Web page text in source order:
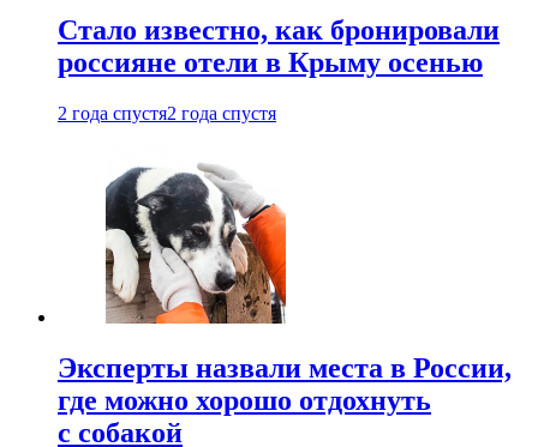
Стало известно, как бронировали
россияне отели в Крыму осенью
2 года спустя2 года спустя
Эксперты назвали места в России,
где можно хорошо отдохнуть
с собакой